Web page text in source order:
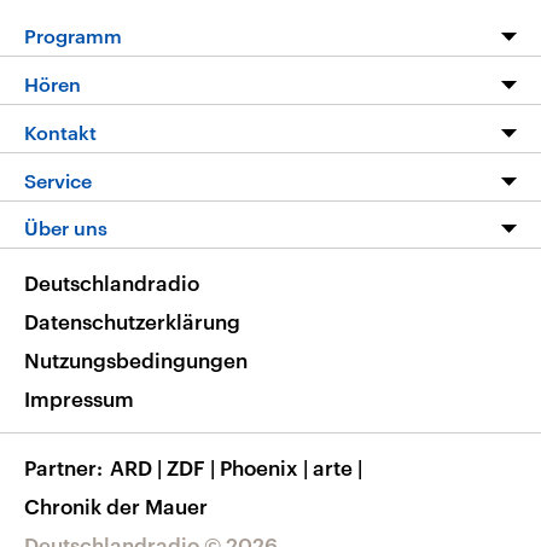
Programm
Die Nachrichten
Nachrichtenleicht
Neue Beiträge auf dlf.de
Hören
Livestream
Podcasts
Deutschlandfunk App
Nachrichten App
Frequenzen
Kontakt
Service
FAQ
Veranstaltungen
Musikliste
RSS
Über uns
Barrierefreiheit
Deutschlandradio
Datenschutzerklärung
Nutzungsbedingungen
Impressum
Partner ARD | ZDF | Phoenix | arte |
Chronik der Mauer